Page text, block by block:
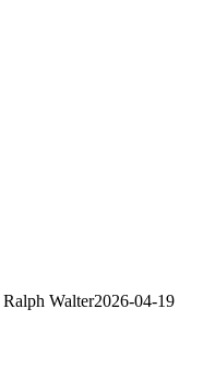
Ralph Walter2026-04-19